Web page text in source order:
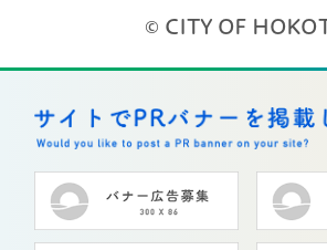
© CITY OF